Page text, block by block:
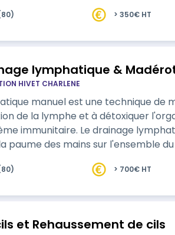
> 350€ HT
lymphatique &
HIVET CHARLENE
manuel est une technique de
de la lymphe et à détoxiquer
immunitaire. Le drainage
paume des mains sur l'ensemble du
réalisé avec des> 700€ HT
et Rehaussement de cils